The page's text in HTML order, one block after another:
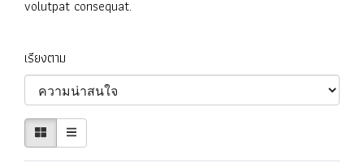
volutpat consequat.
เรียงตาม